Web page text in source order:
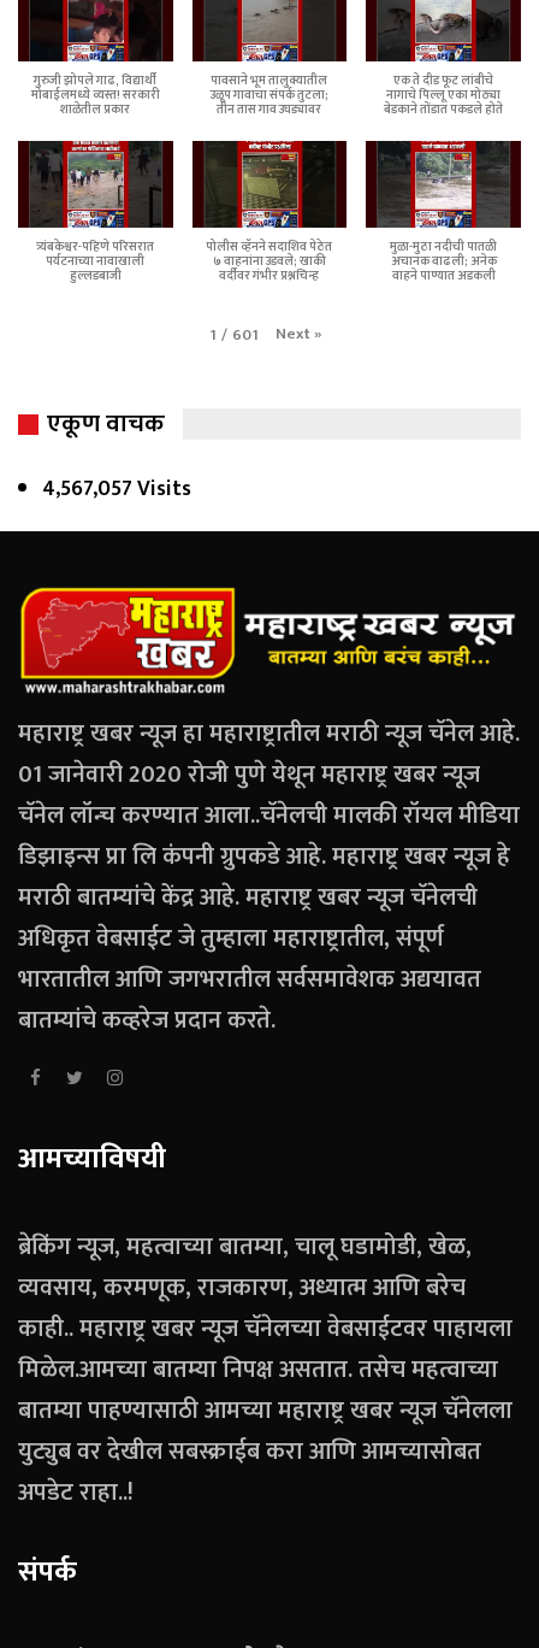
गुरुजी झोपले गाढ, विद्यार्थी
मोबाईलमध्ये व्यस्त! सरकारी
शाळेतील प्रकार
पावसाने भूम तालुक्यातील
उळूप गावाचा संपर्क तुटला;
तीन तास गाव उघड्यावर
एक ते दीड फूट लांबीचे
नागाचे पिल्लू एका मोठ्या
बेडकाने तोंडात पकडले होते
त्र्यंबकेश्वर-पहिणे परिसरात
पर्यटनाच्या नावाखाली
हुल्लडबाजी
पोलीस व्हॅनने सदाशिव पेठेत
७ वाहनांना उडवले; खाकी
वर्दीवर गंभीर प्रश्नचिन्ह
मुळा-मुठा नदीची पातळी
अचानक वाढली; अनेक
वाहने पाण्यात अडकली
1 / 601 Next»
एकूण वाचक
4,567,057 Visits
महाराष्ट्र खबर न्यूज हा महाराष्ट्रातील मराठी न्यूज चॅनेल आहे.
01 जानेवारी 2020 रोजी पुणे येथून महाराष्ट्र खबर न्यूज
चॅनेल लॉन्च करण्यात आला..चॅनेलची मालकी रॉयल मीडिया
डिझाइन्स प्रा लि कंपनी ग्रुपकडे आहे. महाराष्ट्र खबर न्यूज हे
मराठी बातम्यांचे केंद्र आहे. महाराष्ट्र खबर न्यूज चॅनेलची
अधिकृत वेबसाईट जे तुम्हाला महाराष्ट्रातील, संपूर्ण
भारतातील आणि जगभरातील सर्वसमावेशक अद्ययावत
बातम्यांचे कव्हरेज प्रदान करते.
आमच्याविषयी
ब्रेकिंग न्यूज, महत्वाच्या बातम्या, चालू घडामोडी, खेळ,
व्यवसाय, करमणूक, राजकारण, अध्यात्म आणि बरेच
काही.. महाराष्ट्र खबर न्यूज चॅनेलच्या वेबसाईटवर पाहायला
मिळेल.आमच्या बातम्या निपक्ष असतात. तसेच महत्वाच्या
बातम्या पाहण्यासाठी आमच्या महाराष्ट्र खबर न्यूज चॅनेलला
युट्युब वर देखील सबस्क्राईब करा आणि आमच्यासोबत
अपडेट राहा..!
संपर्क